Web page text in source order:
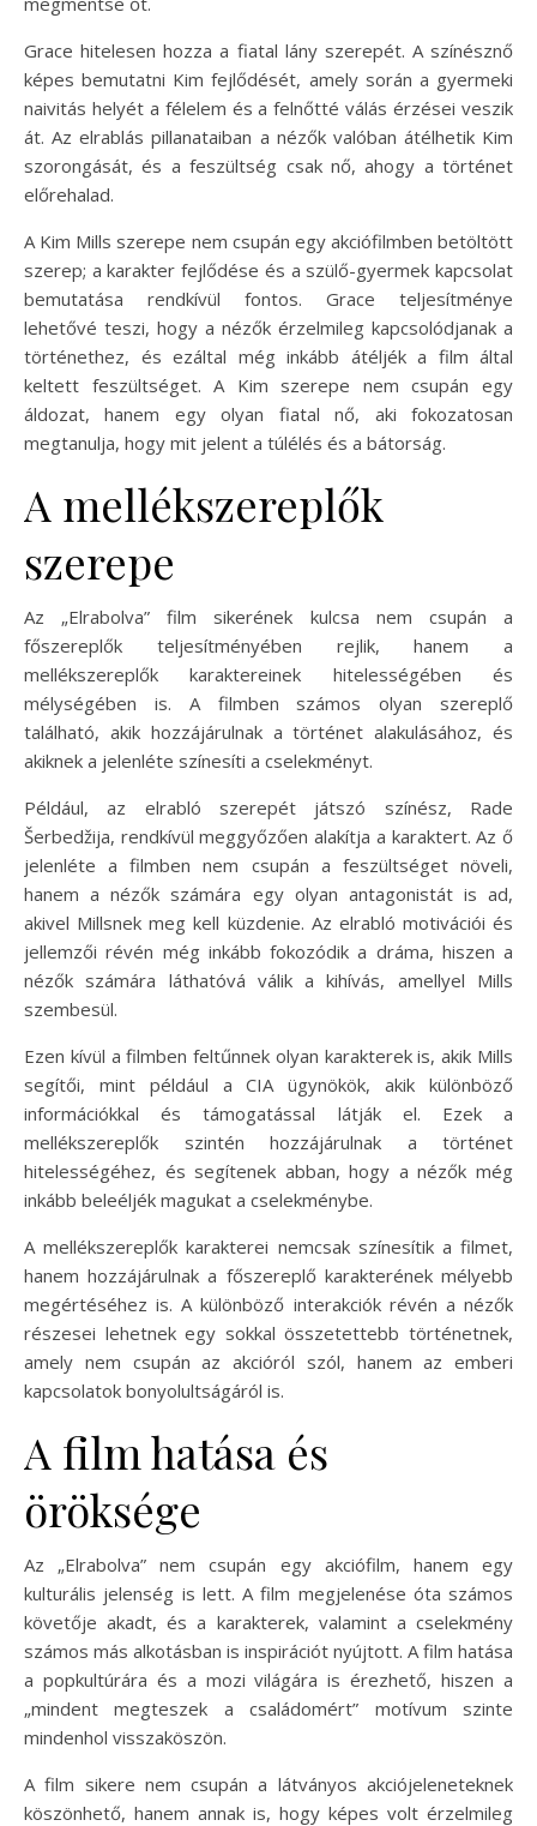
Grace hitelesen hozza a fiatal lány szerepét. A színésznő
képes bemutatni Kim fejlődését, amely során a gyermeki
naivitás helyét a félelem és a felnőtté válás érzései veszik
át. Az elrablás pillanataiban a nézők valóban átélhetik Kim
szorongását, és a feszültség csak nő, ahogy a történet
előrehalad.
A Kim Mills szerepe nem csupán egy akciófilmben betöltött
szerep; a karakter fejlődése és a szülő-gyermek kapcsolat
bemutatása rendkívül fontos. Grace teljesítménye
lehetővé teszi, hogy a nézők érzelmileg kapcsolódjanak a
történethez, és ezáltal még inkább átéljék a film által
keltett feszültséget. A Kim szerepe nem csupán egy
áldozat, hanem egy olyan fiatal nő, aki fokozatosan
megtanulja, hogy mit jelent a túlélés és a bátorság.
A mellékszereplők
szerepe
Az „Elrabolva” film sikerének kulcsa nem csupán a
főszereplők teljesítményében rejlik, hanem a
mellékszereplők karaktereinek hitelességében és
mélységében is. A filmben számos olyan szereplő
található, akik hozzájárulnak a történet alakulásához, és
akiknek a jelenléte színesíti a cselekményt.
Például, az elrabló szerepét játszó színész, Rade
Šerbedžija, rendkívül meggyőzően alakítja a karaktert. Az ő
jelenléte a filmben nem csupán a feszültséget növeli,
hanem a nézők számára egy olyan antagonistát is ad,
akivel Millsnek meg kell küzdenie. Az elrabló motivációi és
jellemzői révén még inkább fokozódik a dráma, hiszen a
nézők számára láthatóvá válik a kihívás, amellyel Mills
szembesül.
Ezen kívül a filmben feltűnnek olyan karakterek is, akik Mills
segítői, mint például a CIA ügynökök, akik különböző
információkkal és támogatással látják el. Ezek a
mellékszereplők szintén hozzájárulnak a történet
hitelességéhez, és segítenek abban, hogy a nézők még
inkább beleéljék magukat a cselekménybe.
A mellékszereplők karakterei nemcsak színesítik a filmet,
hanem hozzájárulnak a főszereplő karakterének mélyebb
megértéséhez is. A különböző interakciók révén a nézők
részesei lehetnek egy sokkal összetettebb történetnek,
amely nem csupán az akcióról szól, hanem az emberi
kapcsolatok bonyolultságáról is.
A film hatása és
öröksége
Az „Elrabolva” nem csupán egy akciófilm, hanem egy
kulturális jelenség is lett. A film megjelenése óta számos
követője akadt, és a karakterek, valamint a cselekmény
számos más alkotásban is inspirációt nyújtott. A film hatása
a popkultúrára és a mozi világára is érezhető, hiszen a
„mindent megteszek a családomért” motívum szinte
mindenhol visszaköszön.
A film sikere nem csupán a látványos akciójeleneteknek
köszönhető, hanem annak is, hogy képes volt érzelmileg